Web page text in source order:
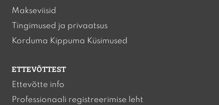
Makseviisid
Tingimused ja privaatsus
Korduma Kippuma Küsimused
ETTEVÕTTEST
Ettevõtte info
Professionaali registreerimise leht